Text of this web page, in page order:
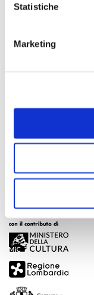
Statistiche
Marketing